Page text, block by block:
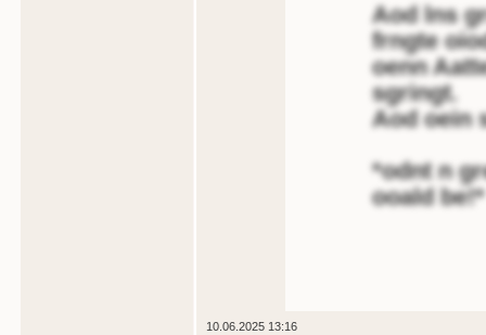
Aod lns
frngte
oenn
sgringt.
Aod oein
*odnt n
ooald be!*
10.06.2025 13:16